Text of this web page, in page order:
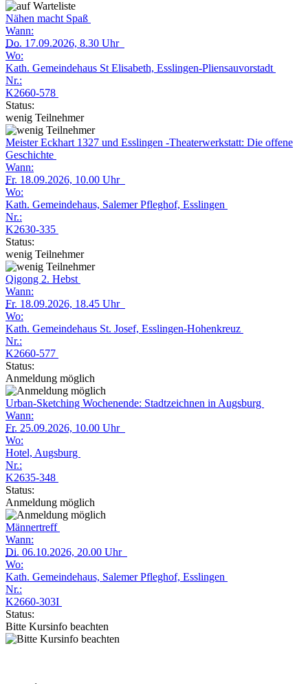
Nähen macht Spaß
Wann:
Do. 17.09.2026, 8.30 Uhr
Wo:
Kath. Gemeindehaus St Elisabeth, Esslingen-Pliensauvorstadt
Nr.:
K2660-578
Status:
wenig Teilnehmer
Meister Eckhart 1327 und Esslingen -Theaterwerkstatt: Die offene
Geschichte
Wann:
Fr. 18.09.2026, 10.00 Uhr
Wo:
Kath. Gemeindehaus, Salemer Pfleghof, Esslingen
Nr.:
K2630-335
Status:
wenig Teilnehmer
Qigong 2. Hebst
Wann:
Fr. 18.09.2026, 18.45 Uhr
Wo:
Kath. Gemeindehaus St. Josef, Esslingen-Hohenkreuz
Nr.:
K2660-577
Status:
Anmeldung möglich
Urban-Sketching Wochenende: Stadtzeichnen in Augsburg
Wann:
Fr. 25.09.2026, 10.00 Uhr
Wo:
Hotel, Augsburg
Nr.:
K2635-348
Status:
Anmeldung möglich
Männertreff
Wann:
Di. 06.10.2026, 20.00 Uhr
Wo:
Kath. Gemeindehaus, Salemer Pfleghof, Esslingen
Nr.:
K2660-303I
Status:
Bitte Kursinfo beachten